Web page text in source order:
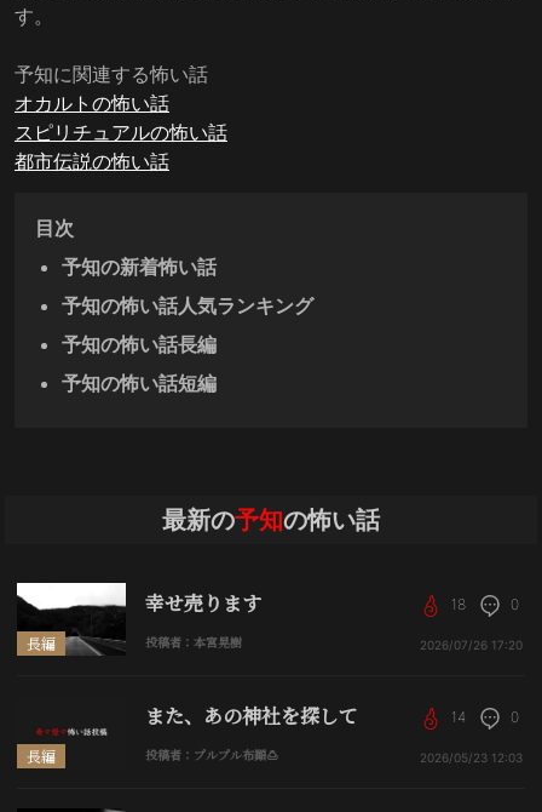
す。
予知に関連する怖い話
オカルトの怖い話
スピリチュアルの怖い話
都市伝説の怖い話
目次
予知の新着怖い話
予知の怖い話人気ランキング
予知の怖い話長編
予知の怖い話短編
最新の予知の怖い話
長編
幸せ売ります
投稿者：本宮晃樹
18 0
2026/07/26 17:20
長編
また、あの神社を探して
投稿者：プルプル布顚🍮
14 0
2026/05/23 12:03